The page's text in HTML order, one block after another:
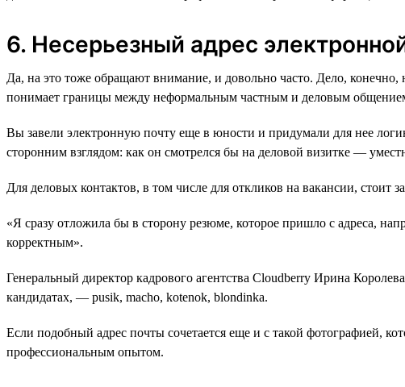
6. Несерьезный адрес
Да, на это тоже обращают внимание, и довольно часто. Дело,
понимает границы между неформальным частным и деловым
Вы завели электронную почту еще в юности и придумали для нее
сторонним взглядом: как он смотрелся бы на деловой визитке —
Для деловых контактов, в том числе для откликов на вакансии, стоит
«Я сразу отложила бы в сторону резюме, которое пришло с адреса,
корректным».
Генеральный директор кадрового агентства Cloudberry Ирина
кандидатах, — pusik, macho, kotenok, blondinka.
Если подобный адрес почты сочетается еще и с такой фотографией,
профессиональным опытом.